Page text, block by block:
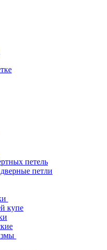
петель
петли
купе